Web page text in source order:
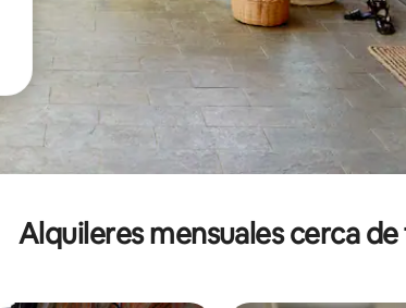
Alquileres mensuales cerca